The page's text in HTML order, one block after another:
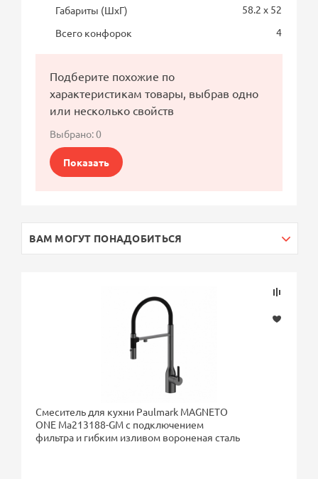
Габариты (ШхГ)
58.2 x 52
Всего конфорок
4
Подберите похожие по
характеристикам товары, выбрав одно
или несколько свойств
Выбрано:0
Показать
ВАМ МОГУТ ПОНАДОБИТЬСЯ
Смеситель для кухни Paulmark MAGNETO
ONE Ma213188-GM с подключением
фильтра и гибким изливом вороненая сталь